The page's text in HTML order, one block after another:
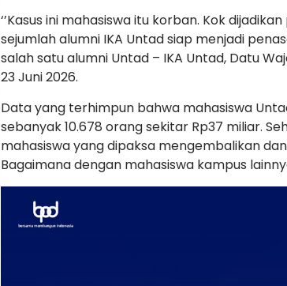
‘’Kasus ini mahasiswa itu korban. Kok
sejumlah alumni IKA Untad siap menjadi
salah satu alumni Untad – IKA Untad, Datu
23 Juni 2026.
Data yang terhimpun bahwa mahasiswa
sebanyak 10.678 orang sekitar Rp37 miliar.
mahasiswa yang dipaksa mengembalikan
Bagaimana dengan mahasiswa kampus